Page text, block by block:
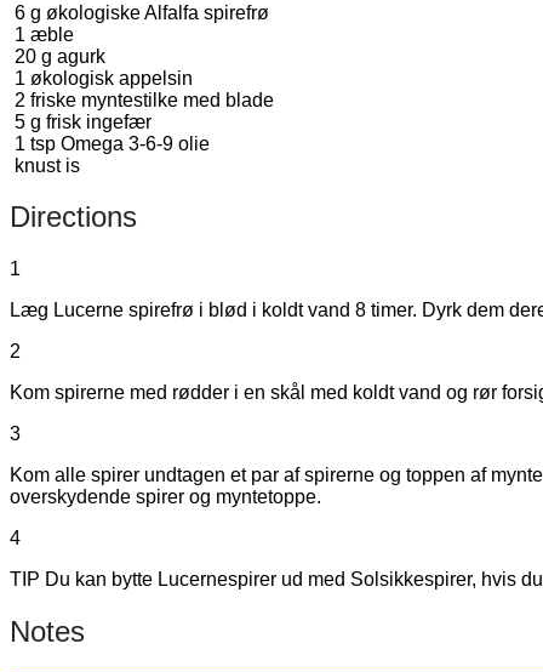
6 g økologiske Alfalfa spirefrø
1 æble
20 g agurk
1 økologisk appelsin
2 friske myntestilke med blade
5 g frisk ingefær
1 tsp Omega 3-6-9 olie
knust is
Directions
1
Læg Lucerne spirefrø i blød i koldt vand 8 timer. Dyrk dem
2
Kom spirerne med rødder i en skål med koldt vand og rør
3
Kom alle spirer undtagen et par af spirerne og toppen af
overskydende spirer og myntetoppe.
4
TIP Du kan bytte Lucernespirer ud med Solsikkespirer, hvis
Notes